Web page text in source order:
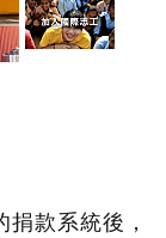
款系統後，